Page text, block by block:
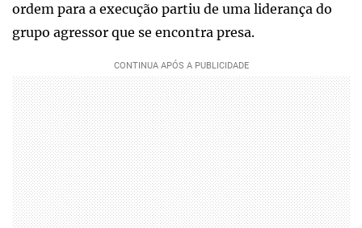
ordem para a execução partiu de uma liderança do
grupo agressor que se encontra presa.